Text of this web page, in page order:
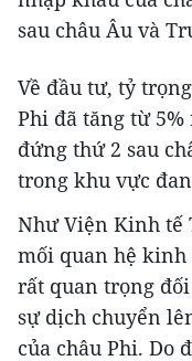
sau châu Âu và
Về đầu tư, tỷ
Phi đã tăng từ 5%
đứng thứ 2 sau
trong khu vực
Như Viện Kinh tế
mối quan hệ kinh
rất quan trọng
sự dịch chuyển
của châu Phi. Do